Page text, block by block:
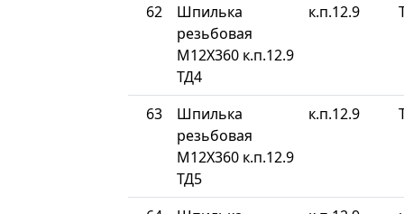
62
Шпилька
резьбовая
М12Х360 к.п.12.9
ТД4
к.п.12.9
63
Шпилька
резьбовая
М12Х360 к.п.12.9
ТД5
к.п.12.9